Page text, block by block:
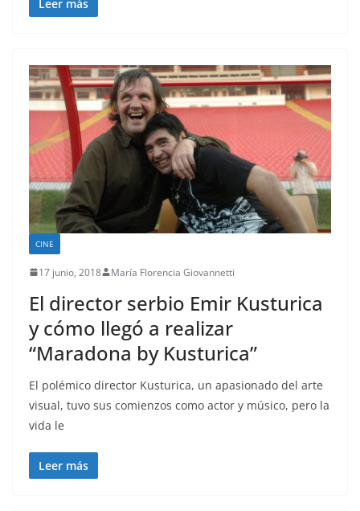
Leer más
CINE
17 junio, 2018 María Florencia Giovannetti
El director serbio Emir Kusturica
y cómo llegó a realizar
“Maradona by Kusturica”
El polémico director Kusturica, un apasionado del arte
visual, tuvo sus comienzos como actor y músico, pero la
vida le
Leer más